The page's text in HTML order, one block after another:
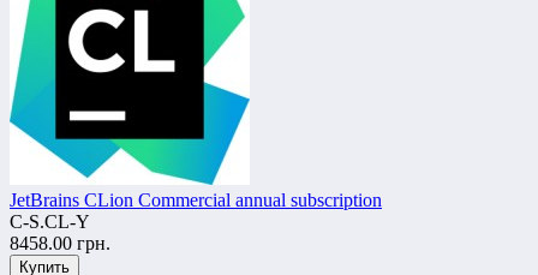
JetBrains CLion Commercial annual subscription
C-S.CL-Y
8458.00 грн.